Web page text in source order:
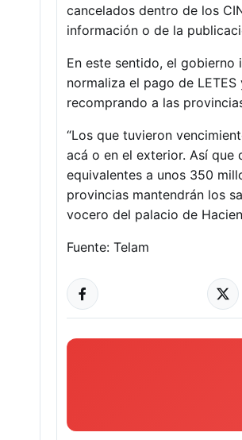
cancelados dentro de los
información o de la
En este sentido, el gobierno
normaliza el pago de
recomprando a las
“Los que tuvieron
acá o en el exterior. Así que
equivalentes a unos 350
provincias mantendrán los
vocero del palacio de
Fuente: Telam